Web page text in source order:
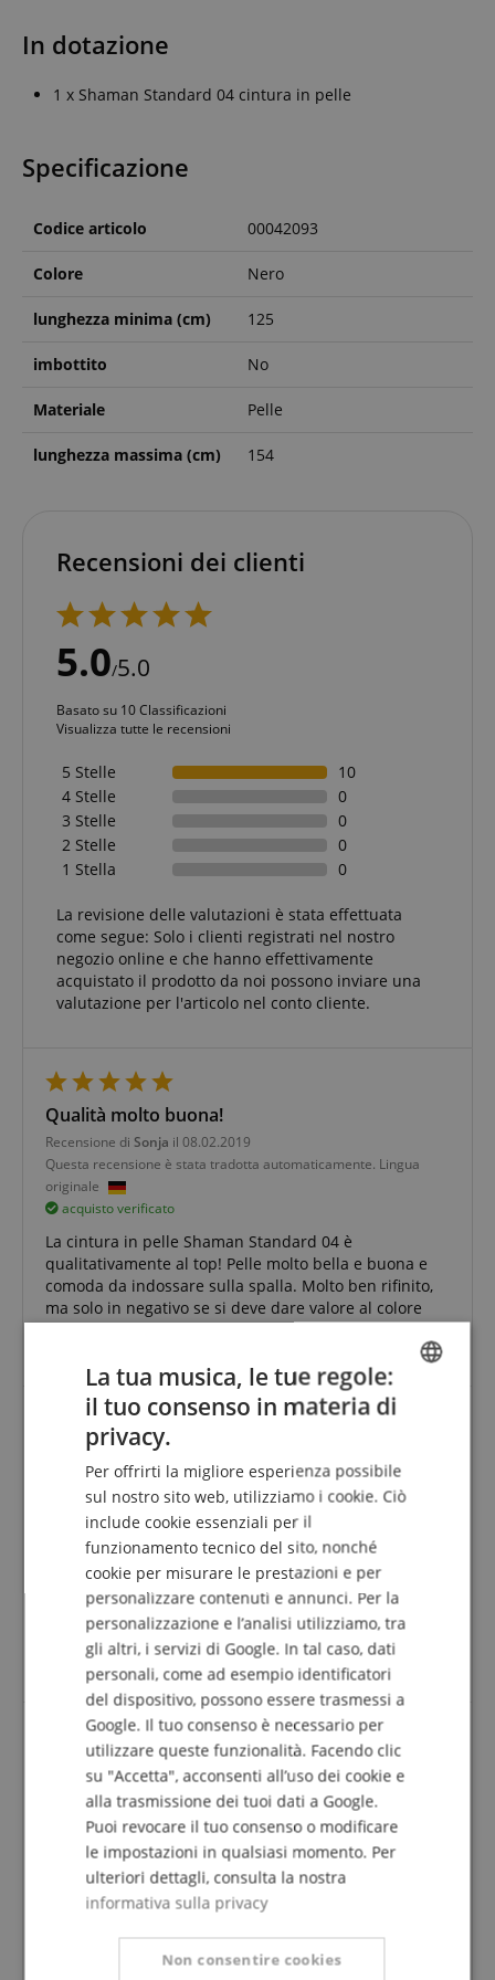
In dotazione
1 x Shaman Standard 04 cintura in pelle
Specificazione
Codice articolo 00042093
Colore Nero
lunghezza minima (cm) 125
imbottito No
Materiale Pelle
lunghezza massima (cm) 154
Recensioni dei clienti
5.0/5.0
Basato su 10 Classificazioni
Visualizza tutte le recensioni
5 Stelle
10
4 Stelle
0
3 Stelle
0
2 Stelle
0
1 Stella
0
La revisione delle valutazioni è stata effettuata
come segue: Solo i clienti registrati nel nostro
negozio online e che hanno effettivamente
acquistato il prodotto da noi possono inviare una
valutazione per l'articolo nel conto cliente.
Qualità molto buona!
Recensione di Sonja il 08.02.2019
Questa recensione è stata tradotta automaticamente. Lingua
originale
acquisto verificato
La cintura in pelle Shaman Standard 04 è
qualitativamente al top! Pelle molto bella e buona e
comoda da indossare sulla spalla. Molto ben rifinito,
ma solo in negativo se si deve dare valore al colore
della cucitura bianca: questo non è bianco ma beige-
Cintura top a un prezzo imbattibile
Recensione diBirgitil 24.10.2018
Questa recensione è stata tradotta automaticamente. Lingua
originale
acquisto verificato
Hanno trovato la cintura per caso, era in realtà sul
Suchr dopo un altro. Fortunatamente ma trovato il !
Bella pelle morbida con lavorazione superiore e si
trova super sulla spalla. Hanno poi immediatamente
ordinato un secondo :)
Prodotto molto buono
Recensione diBenedict Chikail 01.03.2022
Variante
Shaman Standard 02 Cintura in Pelle Marrone Chiaro,
Questa recensione è stata tradotta automaticamente. Lingua
originale
acquisto verificato
Il prodotto è molto buono e rende più comodo
suonare la chitarra
ENGLISH
ITALIAN
SPANISH
La tua musica, le tue regole:
il tuo consenso in materia di
privacy.
Per offrirti la migliore esperienza possibile
sul nostro sito web, utilizziamo i cookie. Ciò
include cookie essenziali per il
funzionamento tecnico del sito, nonché
cookie per misurare le prestazioni e per
personalizzare contenuti e annunci. Per la
personalizzazione e l’analisi utilizziamo, tra
gli altri, i servizi di Google. In tal caso, dati
personali, come ad esempio identificatori
del dispositivo, possono essere trasmessi a
Google. Il tuo consenso è necessario per
utilizzare queste funzionalità. Facendo clic
su "Accetta", acconsenti all’uso dei cookie e
alla trasmissione dei tuoi dati a Google.
Puoi revocare il tuo consenso o modificare
le impostazioni in qualsiasi momento. Per
ulteriori dettagli, consulta la nostra
informativa sulla privacy
Non consentire cookies